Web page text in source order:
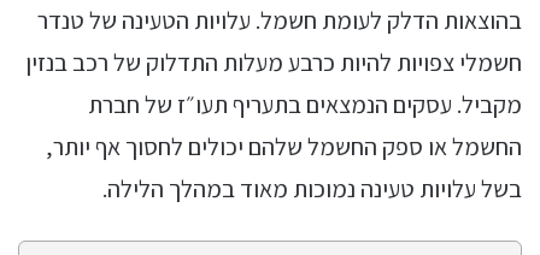
בהוצאות הדלק לעומת חשמל. עלויות הטעינה של טנדר
חשמלי צפויות להיות כרבע מעלות התדלוק של רכב בנזין
מקביל. עסקים הנמצאים בתעריף תעו״ז של חברת
החשמל או ספק החשמל שלהם יכולים לחסוך אף יותר,
בשל עלויות טעינה נמוכות מאוד במהלך הלילה.